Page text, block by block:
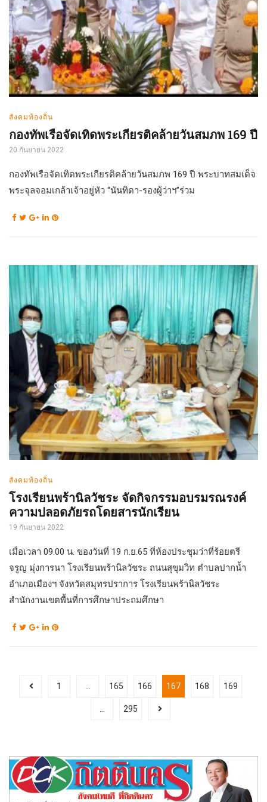
สังคมท้องถิ่น
กองทัพเรือจัดเทิดพระเกียรติคล้ายวันสมภพ 169 ปี
20 กันยายน 2022
กองทัพเรือจัดเทิดพระเกียรติคล้ายวันสมภพ 169 ปี พระบาทสมเด็จ
พระจุลจอมเกล้าเจ้าอยู่หัว “นันทิดา-รองผู้ว่าฯ”ร่วม
สังคมท้องถิ่น
โรงเรียนพร้านิลวัชระ จัดกิจกรรมอบรมรณรงค์
ความปลอดภัยรถโดยสารนักเรียน
19 กันยายน 2022
เมื่อเวลา 09.00 น. ของวันที่ 19 ก.ย.65 ที่ห้องประชุมว่าที่ร้อยตรี
จรูญ มุ่งการนา โรงเรียนพร้านิลวัชระ ถนนสุขุมวิท ตำบลปากน้ำ
อำเภอเมืองฯ จังหวัดสมุทรปราการ โรงเรียนพร้านิลวัชระ
สำนักงานเขตพื้นที่การศึกษาประถมศึกษา
1 165 166 167 168 169
295